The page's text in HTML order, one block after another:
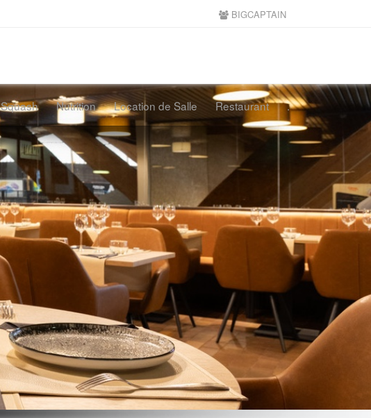
BIGCAPTAIN
Squash Nutrition Location de Salle Restaurant .